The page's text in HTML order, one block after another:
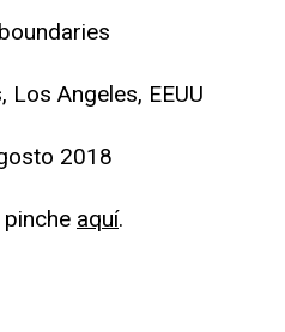
Angeles, EEUU
2018
aquí.